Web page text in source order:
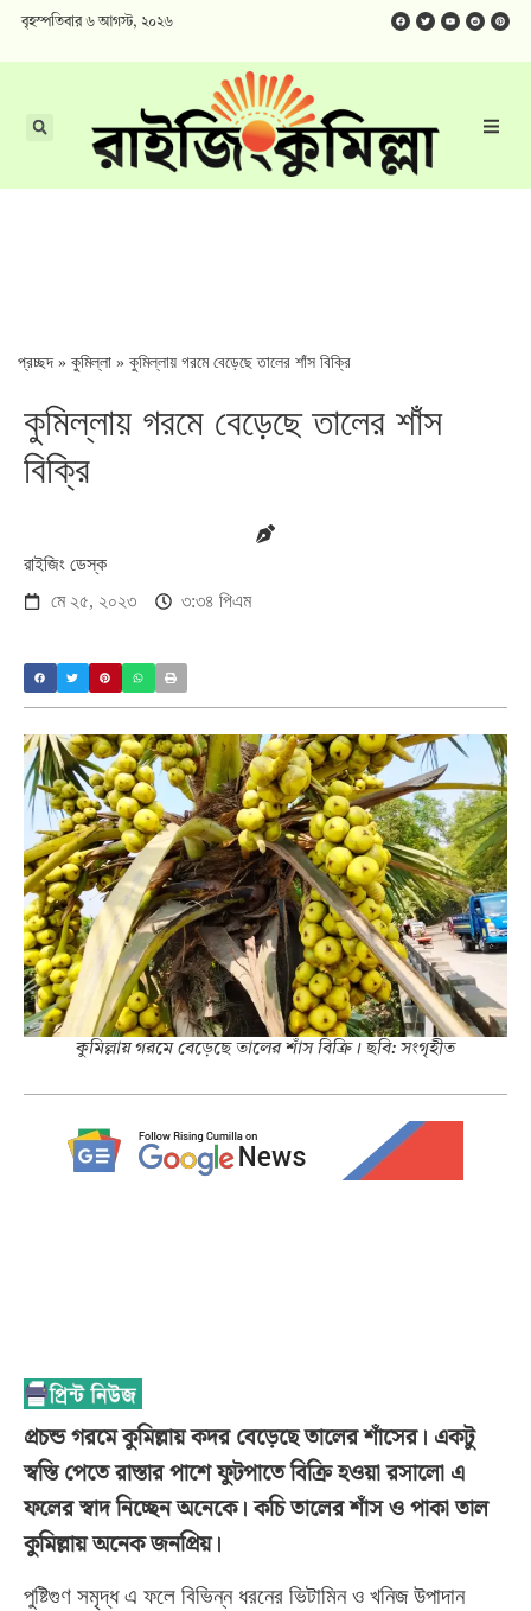
বৃহস্পতিবার ৬ আগস্ট, ২০২৬
প্রচ্ছদ » কুমিল্লা » কুমিল্লায় গরমে বেড়েছে তালের শাঁস বিক্রি
কুমিল্লায় গরমে বেড়েছে তালের শাঁস
বিক্রি
রাইজিং ডেস্ক
মে ২৫, ২০২৩
৩:৩৪ পিএম
কুমিল্লায় গরমে বেড়েছে তালের শাঁস বিক্রি। ছবি: সংগৃহীত
প্রচন্ড গরমে কুমিল্লায় কদর বেড়েছে তালের শাঁসের। একটু
স্বস্তি পেতে রাস্তার পাশে ফুটপাতে বিক্রি হওয়া রসালো এ
ফলের স্বাদ নিচ্ছেন অনেকে। কচি তালের শাঁস ও পাকা তাল
কুমিল্লায় অনেক জনপ্রিয়।
পুষ্টিগুণ সমৃদ্ধ এ ফলে বিভিন্ন ধরনের ভিটামিন ও খনিজ উপাদান